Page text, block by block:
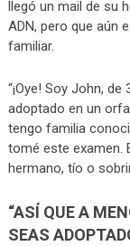
llegó un mail de su
ADN, pero que aún
familiar.
“¡Oye! Soy John,
adoptado en un
tengo familia
tomé este examen.
hermano, tío o
“ASÍ QUE A
SEAS